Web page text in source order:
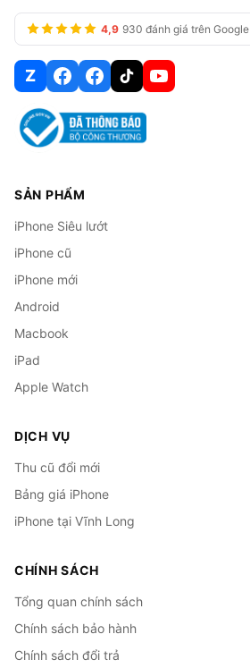
4,9 930 đánh giá trên Google
Z
SẢN PHẨM
iPhone Siêu lướt
iPhone cũ
iPhone mới
Android
Macbook
iPad
Apple Watch
DỊCH VỤ
Thu cũ đổi mới
Bảng giá iPhone
iPhone tại Vĩnh Long
CHÍNH SÁCH
Tổng quan chính sách
Chính sách bảo hành
Chính sách đổi trả